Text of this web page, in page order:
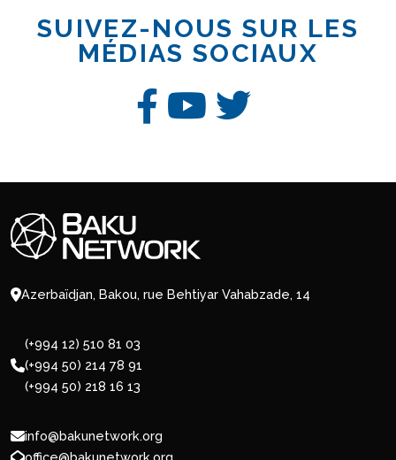
SUIVEZ-NOUS SUR LES
MÉDIAS SOCIAUX
Azerbaïdjan, Bakou, rue Behtiyar Vahabzade, 14
(+994 12) 510 81 03
(+994 50) 214 78 91
(+994 50) 218 16 13
info@bakunetwork.org